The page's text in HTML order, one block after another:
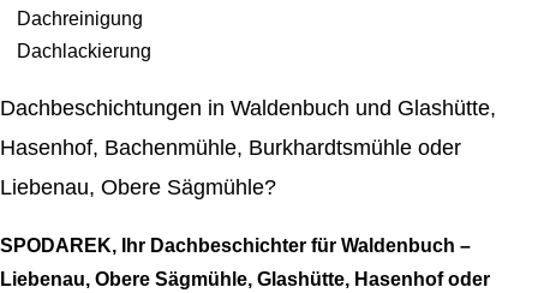
Dachreinigung
Dachlackierung
Dachbeschichtungen in Waldenbuch und Glashütte,
Hasenhof, Bachenmühle, Burkhardtsmühle oder
Liebenau, Obere Sägmühle?
SPODAREK, Ihr Dachbeschichter für Waldenbuch –
Liebenau, Obere Sägmühle, Glashütte, Hasenhof oder